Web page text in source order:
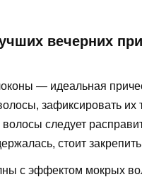
вечерних
— идеальная
зафиксировать
следует
стоит
с эффектом мокрых